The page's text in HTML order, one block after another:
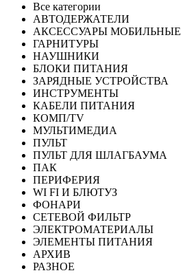
Все категории
АВТОДЕРЖАТЕЛИ
АКСЕССУАРЫ МОБИЛЬНЫЕ
ГАРНИТУРЫ
НАУШНИКИ
БЛОКИ ПИТАНИЯ
ЗАРЯДНЫЕ УСТРОЙСТВА
ИНСТРУМЕНТЫ
КАБЕЛИ ПИТАНИЯ
КОМП/TV
МУЛЬТИМЕДИА
ПУЛЬТ
ПУЛЬТ ДЛЯ ШЛАГБАУМА
ПАК
ПЕРИФЕРИЯ
WI FI И БЛЮТУЗ
ФОНАРИ
СЕТЕВОЙ ФИЛЬТР
ЭЛЕКТРОМАТЕРИАЛЫ
ЭЛЕМЕНТЫ ПИТАНИЯ
АРХИВ
РАЗНОЕ